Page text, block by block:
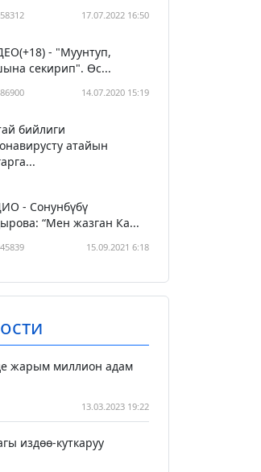
17.07.2022 16:50
- "Муунтуп,
секирип". Өс...
14.07.2020 15:19
бийлиги
атайын
- Сонунбүбү
“Мен жазган Ка...
15.09.2021 6:18
жарым миллион адам
13.03.2023 19:22
издөө-куткаруу